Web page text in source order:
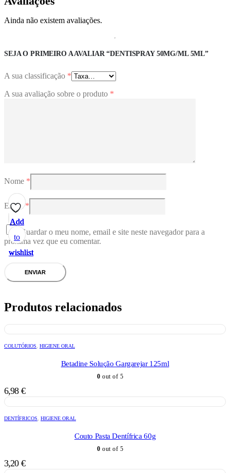
Ainda não existem avaliações.
SEJA O PRIMEIRO A AVALIAR “DENTISPRAY 50MG/ML 5ML”
A sua classificação *
A sua avaliação sobre o produto *
Nome *
Email*
Guardar o meu nome, email e site neste navegador para a
próxima vez que eu comentar.
Produtos relacionados
Add
to
wishlist
COLUTÓRIOS, HIGIENE ORAL
Betadine Solução Gargarejar 125ml
0 out of 5
6,98 €
Add
to
wishlist
DENTÍFRICOS, HIGIENE ORAL
Couto Pasta Dentífrica 60g
0 out of 5
3,20 €
Add
to
wishlist
Add
to
wishlist
Add
to
wishlist